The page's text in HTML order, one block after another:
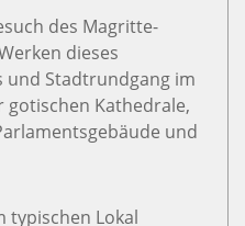
des Magritte-
dieses
und Stadtrundgang im
Kathedrale,
und
typischen Lokal